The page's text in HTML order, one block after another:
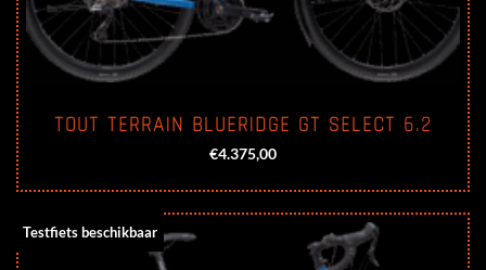
TOUT TERRAIN BLUERIDGE GT SELECT 6.2
€4.375,00
Testfiets beschikbaar